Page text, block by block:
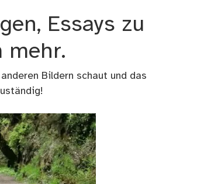
Essays zu
mehr.
Bildern schaut und das